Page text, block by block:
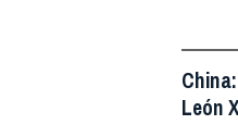
León